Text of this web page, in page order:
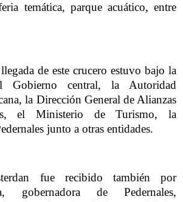
temática, parque acuático, entre
de este crucero estuvo bajo la
Gobierno central, la Autoridad
la Dirección General de Alianzas
el Ministerio de Turismo, la
junto a otras entidades.
fue recibido también por
gobernadora de Pedernales,